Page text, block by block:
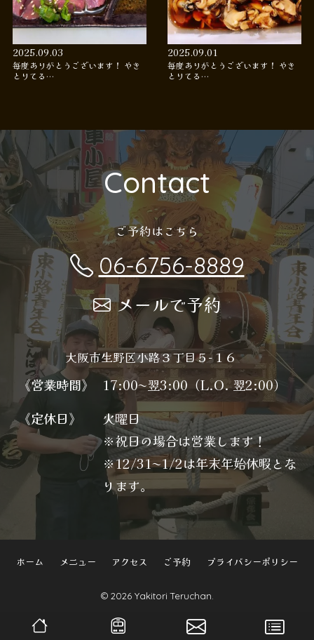
2025.09.03
毎度ありがとうございます！ やき
とりてる…
2025.09.01
毎度ありがとうございます！ やき
とりてる…
Contact
ご予約はこちら
06-6756-8889
メールで予約
大阪市生野区小路３丁目５−１６
《営業時間》
17:00〜翌3:00（L.O. 翌2:00）
《定休日》
火曜日
※祝日の場合は営業します！
※12/31〜1/2は年末年始休暇とな
ります。
ホーム メニュー アクセス ご予約 プライバシーポリシー
© 2026 Yakitori Teruchan.